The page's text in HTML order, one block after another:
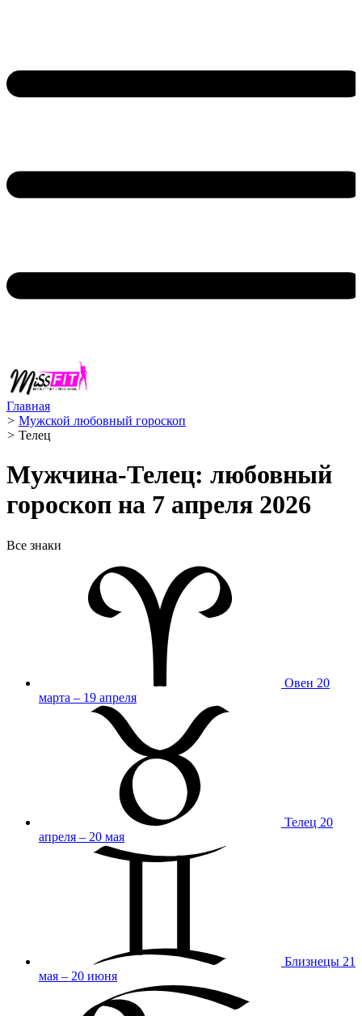
Главная
> Мужской любовный гороскоп
> Телец ️
Мужчина-Телец: любовный
гороскоп на 7 апреля 2026
Все знаки
Овен 20
марта – 19 апреля
Телец 20
апреля – 20 мая
Близнецы 21
мая – 20 июня